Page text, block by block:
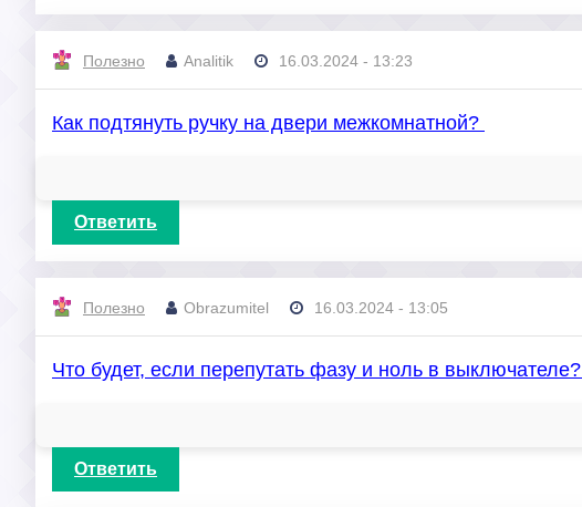
Полезно Analitik 16.03.2024 - 13:23
Как подтянуть ручку на двери межкомнатной?
Ответить
Полезно Obrazumitel 16.03.2024 - 13:05
Что будет, если перепутать фазу и ноль в выключателе?
Ответить